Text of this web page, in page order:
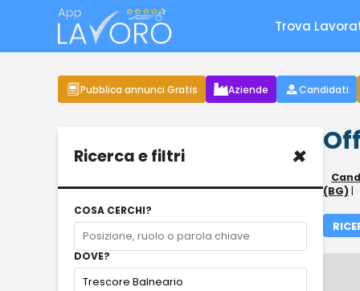
Trova
Pubblica annunci Gratis Aziende Candidati
Ricerca e filtri ×
COSA CERCHI?
DOVE?
(BG) |